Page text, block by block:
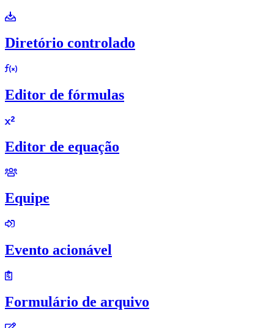
Diretório controlado
Editor de fórmulas
Editor de equação
Equipe
Evento acionável
Formulário de arquivo